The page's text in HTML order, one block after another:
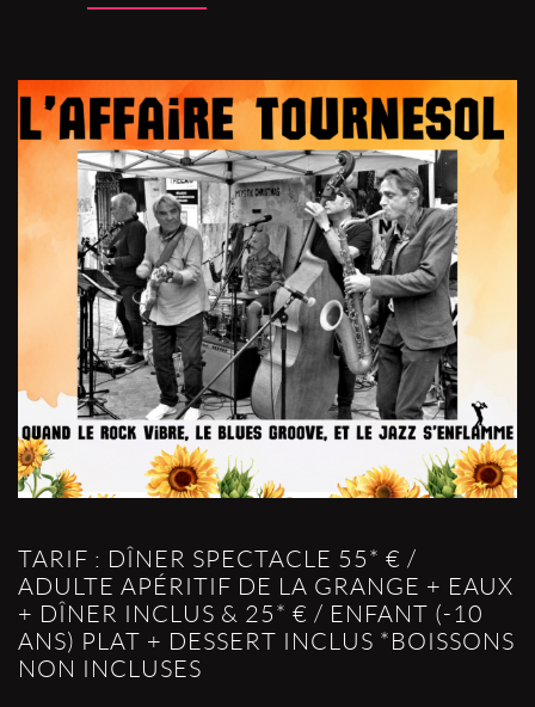
TARIF : DÎNER SPECTACLE 55* € /
ADULTE APÉRITIF DE LA GRANGE + EAUX
+ DÎNER INCLUS & 25* € / ENFANT (-10
ANS) PLAT + DESSERT INCLUS *BOISSONS
NON INCLUSES